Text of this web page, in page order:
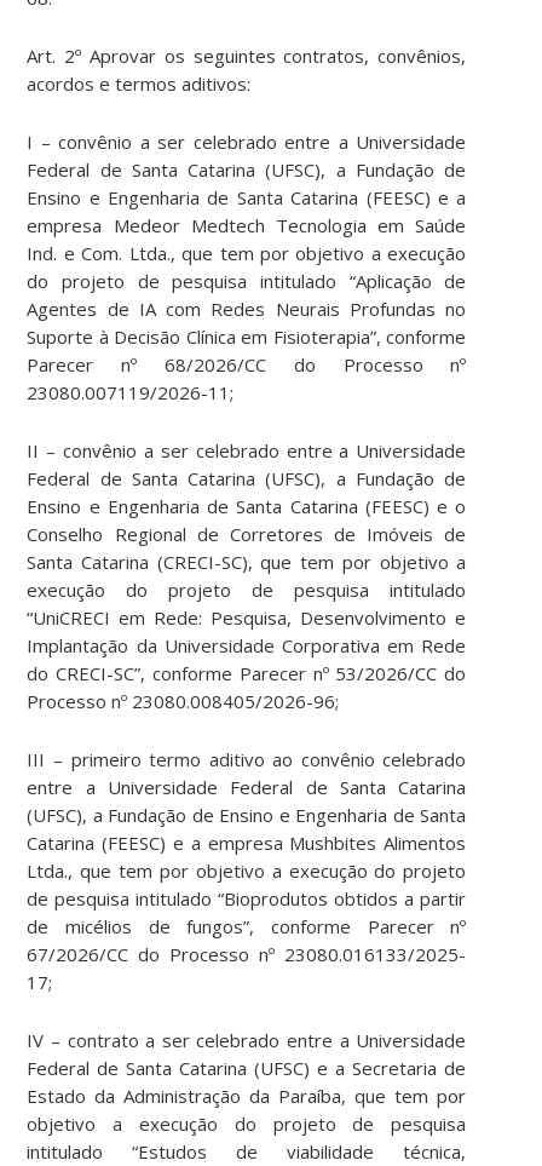
Art. 2º Aprovar os seguintes contratos, convênios,
acordos e termos aditivos:
I – convênio a ser celebrado entre a Universidade
Federal de Santa Catarina (UFSC), a Fundação de
Ensino e Engenharia de Santa Catarina (FEESC) e a
empresa Medeor Medtech Tecnologia em Saúde
Ind. e Com. Ltda., que tem por objetivo a execução
do projeto de pesquisa intitulado “Aplicação de
Agentes de IA com Redes Neurais Profundas no
Suporte à Decisão Clínica em Fisioterapia”, conforme
Parecer nº 68/2026/CC do Processo nº
23080.007119/2026-11;
II – convênio a ser celebrado entre a Universidade
Federal de Santa Catarina (UFSC), a Fundação de
Ensino e Engenharia de Santa Catarina (FEESC) e o
Conselho Regional de Corretores de Imóveis de
Santa Catarina (CRECI-SC), que tem por objetivo a
execução do projeto de pesquisa intitulado
“UniCRECI em Rede: Pesquisa, Desenvolvimento e
Implantação da Universidade Corporativa em Rede
do CRECI-SC”, conforme Parecer nº 53/2026/CC do
Processo nº 23080.008405/2026-96;
III – primeiro termo aditivo ao convênio celebrado
entre a Universidade Federal de Santa Catarina
(UFSC), a Fundação de Ensino e Engenharia de Santa
Catarina (FEESC) e a empresa Mushbites Alimentos
Ltda., que tem por objetivo a execução do projeto
de pesquisa intitulado “Bioprodutos obtidos a partir
de micélios de fungos”, conforme Parecer nº
67/2026/CC do Processo nº 23080.016133/2025-
17;
IV – contrato a ser celebrado entre a Universidade
Federal de Santa Catarina (UFSC) e a Secretaria de
Estado da Administração da Paraíba, que tem por
objetivo a execução do projeto de pesquisa
intitulado “Estudos de viabilidade técnica,